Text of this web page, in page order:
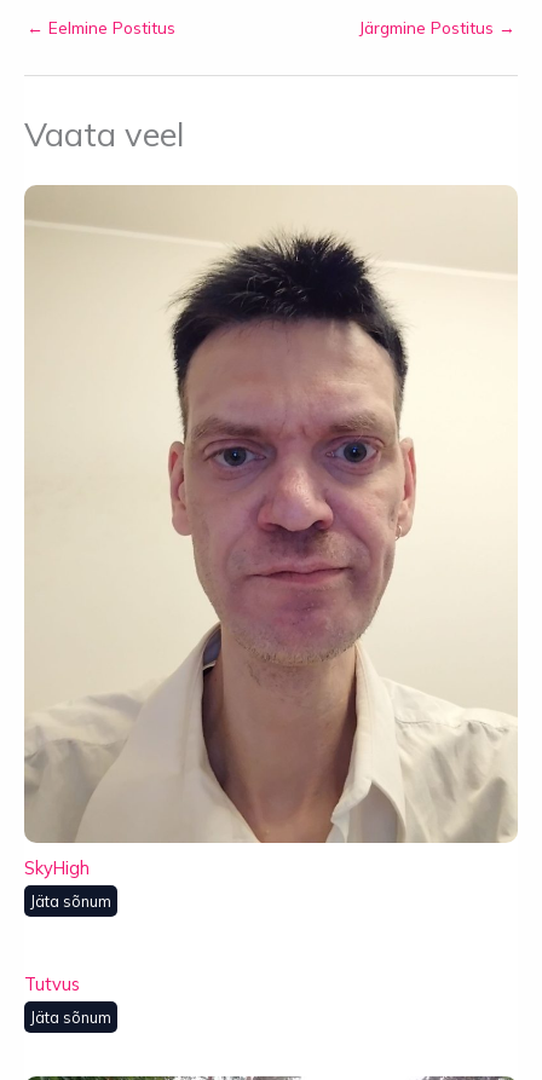
← Eelmine Postitus Järgmine Postitus →
Vaata veel
SkyHigh
Jäta sõnum
Tutvus
Jäta sõnum